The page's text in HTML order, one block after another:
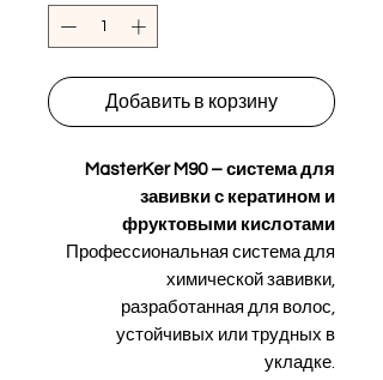
Добавить в корзину
MasterKer M90 – система для
завивки с кератином и
фруктовыми кислотами
Профессиональная система для
химической завивки,
разработанная для волос,
устойчивых или трудных в
укладке.